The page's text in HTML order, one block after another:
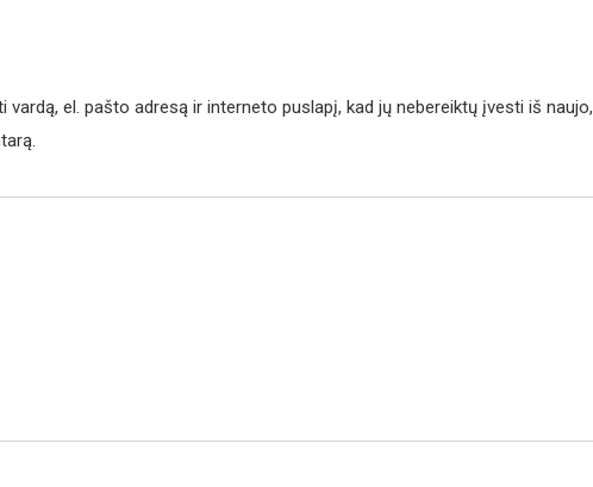
el. pašto adresą ir interneto puslapį, kad jų nebereiktų įvesti iš naujo,